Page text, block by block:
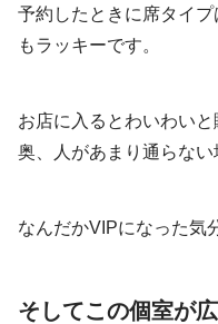
予約したときに席タイ
もラッキーです。
お店に入るとわいわい
奥、人があまり通らない
なんだかVIPになった気
そしてこの個室が